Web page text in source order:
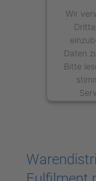
Wir
Daten
Bitte